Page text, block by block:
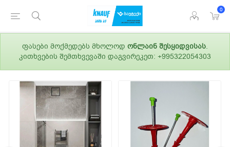
0
ფასები მოქმედებს მხოლოდ ონლაინ შესყიდვისას.
კითხვების შემთხვევაში დაგვირეკეთ: +995322054303